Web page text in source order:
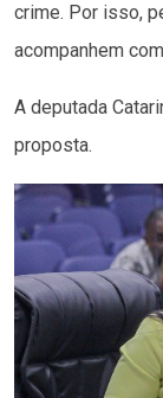
crime. Por isso,
acompanhem
A deputada
proposta.